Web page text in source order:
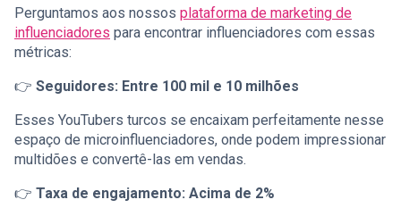
Perguntamos aos nossos plataforma de marketing de
influenciadores para encontrar influenciadores com essas
métricas:
👉 Seguidores: Entre 100 mil e 10 milhões
Esses YouTubers turcos se encaixam perfeitamente nesse
espaço de microinfluenciadores, onde podem impressionar
multidões e convertê-las em vendas.
👉 Taxa de engajamento: Acima de 2%